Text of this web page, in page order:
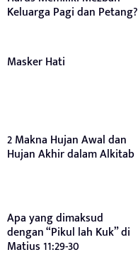
Keluarga Pagi dan Petang?
Masker Hati
2 Makna Hujan Awal dan
Hujan Akhir dalam Alkitab
Apa yang dimaksud
dengan “Pikul lah Kuk” di
Matius 11:29-30